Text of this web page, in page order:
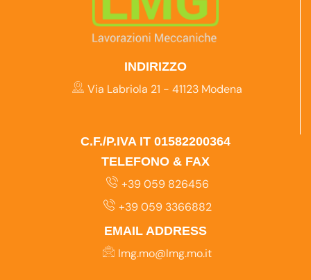
INDIRIZZO
Via Labriola 21 - 41123 Modena
C.F./P.IVA IT 01582200364
TELEFONO & FAX
+39 059 826456
+39 059 3366882
EMAIL ADDRESS
lmg.mo@lmg.mo.it